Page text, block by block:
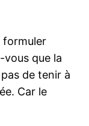
formuler
que la
de tenir à
Car le